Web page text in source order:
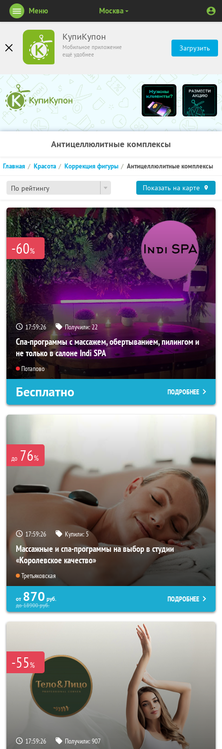
КупиКупон
Мобильное приложение
ещё удобнее
Загрузить
Меню Москва
Антицеллюлитные комплексы
По рейтингу
Главная Красота Коррекция фигуры Антицеллюлитные комплексы
Показать на карте
-60%
17:59:25 Получили:22
Спа-программы с массажем, обертыванием, пилингом и
не только в салоне Indi SPA
Потапово
Бесплатно ПОДРОБНЕЕ
до 76%
17:59:25 Купили: 5
Массажные и спа-программы на выбор в студии
«Королевское качество»
Третьяковская
от 870 руб.
до18900руб.
ПОДРОБНЕЕ
-55%
17:59:25 Получили:907